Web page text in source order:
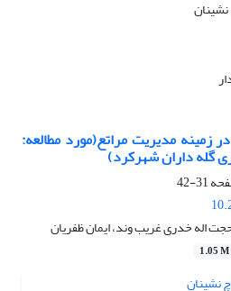
زمینه مدیریت مراتع(مورد مطالعه:
گله داران شهرکرد)
31-42
اله خدری غریب وند، ایمان ظفریان
1.05 M